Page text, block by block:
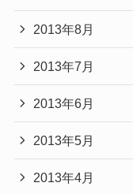
2013年8月
2013年7月
2013年6月
2013年5月
2013年4月